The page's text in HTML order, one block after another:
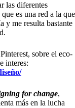
las diferentes
es una red a la que
y me resulta bastante
sobre el eco-
interes:
for change,
más en la lucha